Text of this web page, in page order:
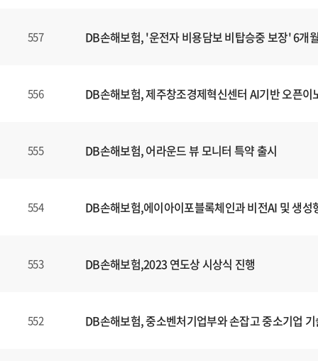
557 DB손해보험, '운전자 비용담보 비탑승중 보장' 6개
556 DB손해보험, 제주창조경제혁신센터 AI기반 오픈
555 DB손해보험, 어라운드 뷰 모니터 특약 출시
554 DB손해보험,에이아이포블록체인과 비전AI 및 생
553 DB손해보험,2023 연도상 시상식 진행
552 DB손해보험, 중소벤처기업부와 손잡고 중소기업